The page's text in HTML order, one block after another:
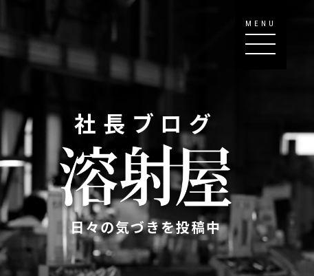
MENU
社長ブログ
日々の気づきを投稿中